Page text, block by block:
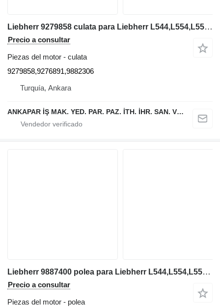
Liebherr 9279858 culata para Liebherr L544,L554,L550,L556,L566,L576,L580 cargadora de ruedas
Precio a consultar
Piezas del motor - culata
9279858,9276891,9882306
Turquía, Ankara
ANKAPAR İŞ MAK. YED. PAR. PAZ. İTH. İHR. SAN. VE TİC. LTD. ŞTİ.
Liebherr 9887400 polea para Liebherr L544,L554,L550,L556,L566,L576L580 excavadora
Precio a consultar
Piezas del motor - polea